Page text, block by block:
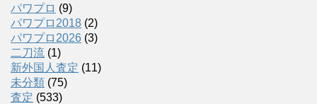
パワプロ (9)
パワプロ2018 (2)
パワプロ2026 (3)
二刀流 (1)
新外国人査定 (11)
未分類 (75)
査定 (533)